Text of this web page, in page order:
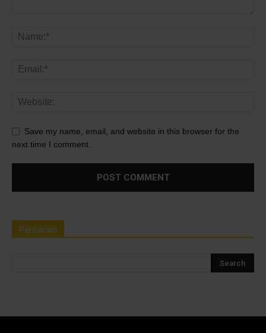
Save my name, email, and website in this browser for the
next time I comment.
Pencarian